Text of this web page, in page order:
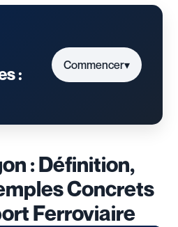
:
Commencer▾
: Définition,
Concrets
Ferroviaire